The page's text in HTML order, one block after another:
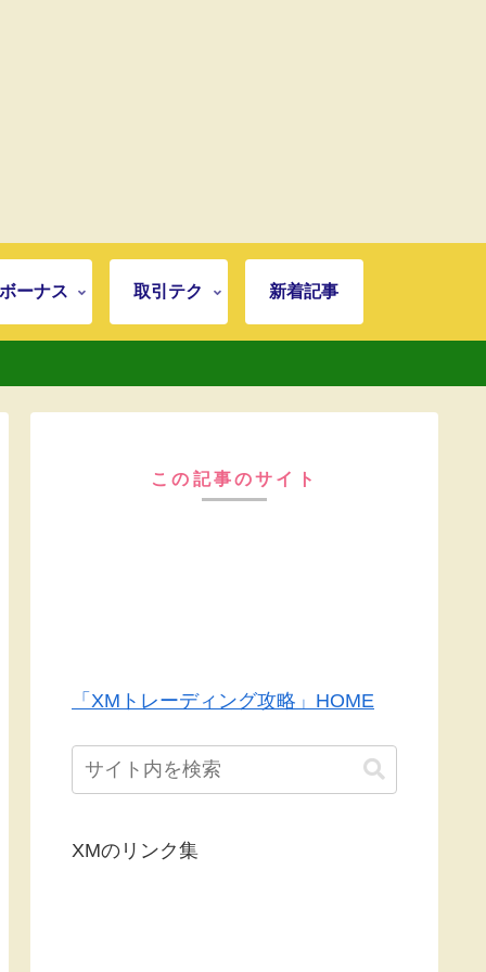
ーナス 取引テク 新着記事
この記事のサイト
「XMトレーディング攻略」HOME
XMのリンク集